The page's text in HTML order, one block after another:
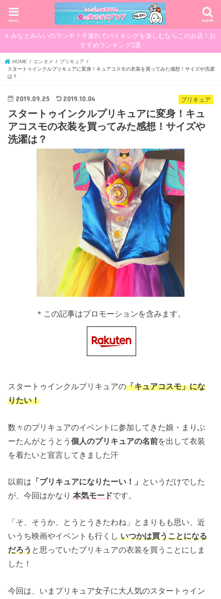
search
menu
みなとみらいのランチ！子連れでバイキングを楽しむならこのお店！お
すすめランキング3選
HOME エンタメ
プリキュア
スタートゥインクルプリキュアに変身！キュアコスモの衣装を買ってみた感想！サイズや洗濯
は？
プリキュア
2019.09.25 2019.10.04
スタートゥインクルプリキュアに変身！キュ
アコスモの衣装を買ってみた感想！サイズや
洗濯は？
＊この記事はプロモーションを含みます。
スタートゥインクルプリキュアの「キュアコスモ」にな
りたい！
数々のプリキュアのイベントに参加してきた娘・まりぶ
ーたんがとうとう個人のプリキュアの名前を出して衣装
を着たいと宣言してきました汗
以前は 「プリキュアになりたーい！」 というだけでした
が、今回はかなり 本気モードです。
「そ、そうか、とうとうきたわね」とまりもも思い、近
いうち映画やイベントも行くし いつかは買うことになる
だろう と思っていたプリキュアの衣装を買うことにしま
した！
今回は、いまプリキュア女子に大人気のスタートゥイン